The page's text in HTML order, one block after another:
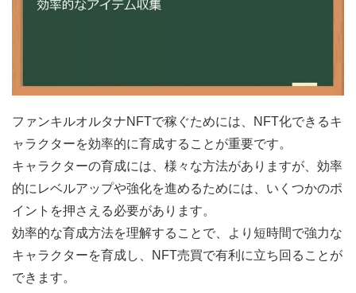
ファンキルオルタナNFTで稼ぐためには、NFT化できるキ
ャラクターを効率的に育成することが重要です。
キャラクターの育成には、様々な方法がありますが、効率
的にレベルアップや強化を進めるためには、いくつかのポ
イントを押さえる必要があります。
効率的な育成方法を理解することで、より短時間で強力な
キャラクターを育成し、NFT売買で有利に立ち回ることが
できます。